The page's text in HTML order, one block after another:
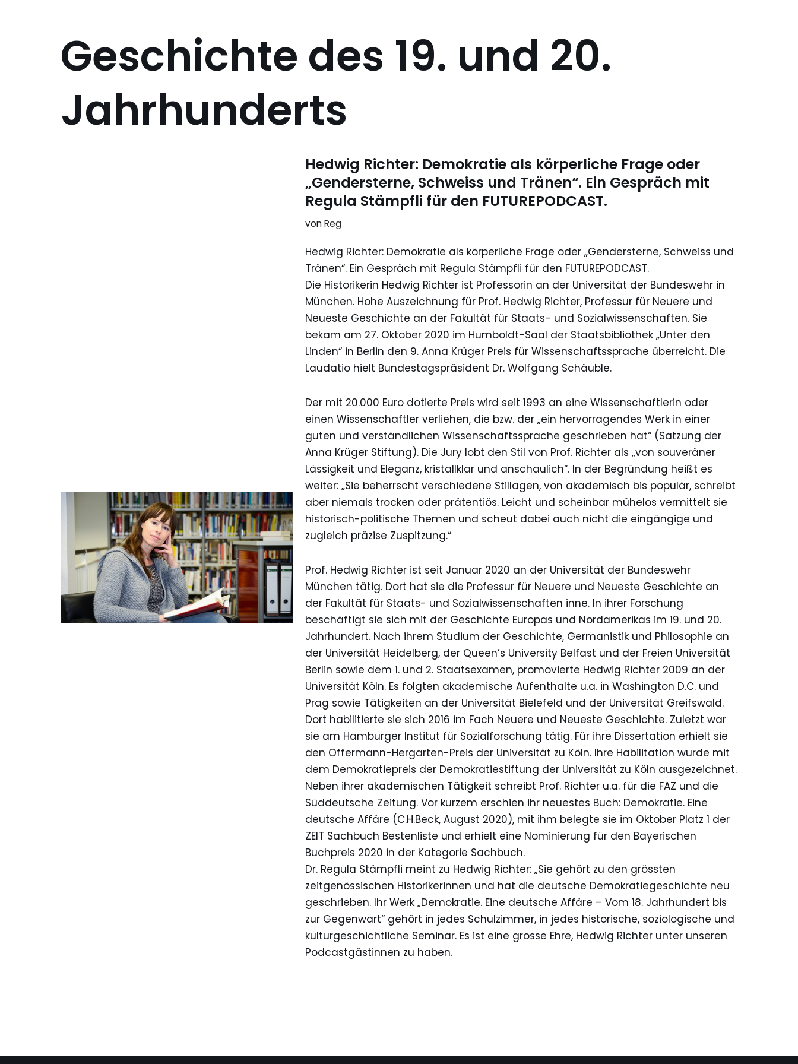
Geschichte des 19. und 20.
Jahrhunderts
Hedwig Richter: Demokratie als körperliche Frage oder
„Gendersterne, Schweiss und Tränen“. Ein Gespräch mit
Regula Stämpfli für den FUTUREPODCAST.
vonReg
Hedwig Richter: Demokratie als körperliche Frage oder „Gendersterne, Schweiss und
Tränen“. Ein Gespräch mit Regula Stämpfli für den FUTUREPODCAST.
Die Historikerin Hedwig Richter ist Professorin an der Universität der Bundeswehr in
München. Hohe Auszeichnung für Prof. Hedwig Richter, Professur für Neuere und
Neueste Geschichte an der Fakultät für Staats- und Sozialwissenschaften. Sie
bekam am 27. Oktober 2020 im Humboldt-Saal der Staatsbibliothek „Unter den
Linden“ in Berlin den 9. Anna Krüger Preis für Wissenschaftssprache überreicht. Die
Laudatio hielt Bundestagspräsident Dr. Wolfgang Schäuble.
Der mit 20.000 Euro dotierte Preis wird seit 1993 an eine Wissenschaftlerin oder
einen Wissenschaftler verliehen, die bzw. der „ein hervorragendes Werk in einer
guten und verständlichen Wissenschaftssprache geschrieben hat“ (Satzung der
Anna Krüger Stiftung). Die Jury lobt den Stil von Prof. Richter als „von souveräner
Lässigkeit und Eleganz, kristallklar und anschaulich“. In der Begründung heißt es
weiter: „Sie beherrscht verschiedene Stillagen, von akademisch bis populär, schreibt
aber niemals trocken oder prätentiös. Leicht und scheinbar mühelos vermittelt sie
historisch-politische Themen und scheut dabei auch nicht die eingängige und
zugleich präzise Zuspitzung.“
Prof. Hedwig Richter ist seit Januar 2020 an der Universität der Bundeswehr
München tätig. Dort hat sie die Professur für Neuere und Neueste Geschichte an
der Fakultät für Staats- und Sozialwissenschaften inne. In ihrer Forschung
beschäftigt sie sich mit der Geschichte Europas und Nordamerikas im 19. und 20.
Jahrhundert. Nach ihrem Studium der Geschichte, Germanistik und Philosophie an
der Universität Heidelberg, der Queen’s University Belfast und der Freien Universität
Berlin sowie dem 1. und 2. Staatsexamen, promovierte Hedwig Richter 2009 an der
Universität Köln. Es folgten akademische Aufenthalte u.a. in Washington D.C. und
Prag sowie Tätigkeiten an der Universität Bielefeld und der Universität Greifswald.
Dort habilitierte sie sich 2016 im Fach Neuere und Neueste Geschichte. Zuletzt war
sie am Hamburger Institut für Sozialforschung tätig. Für ihre Dissertation erhielt sie
den Offermann-Hergarten-Preis der Universität zu Köln. Ihre Habilitation wurde mit
dem Demokratiepreis der Demokratiestiftung der Universität zu Köln ausgezeichnet.
Neben ihrer akademischen Tätigkeit schreibt Prof. Richter u.a. für die FAZ und die
Süddeutsche Zeitung. Vor kurzem erschien ihr neuestes Buch: Demokratie. Eine
deutsche Affäre (C.H.Beck, August 2020), mit ihm belegte sie im Oktober Platz 1 der
ZEIT Sachbuch Bestenliste und erhielt eine Nominierung für den Bayerischen
Buchpreis 2020 in der Kategorie Sachbuch.
Dr. Regula Stämpfli meint zu Hedwig Richter: „Sie gehört zu den grössten
zeitgenössischen Historikerinnen und hat die deutsche Demokratiegeschichte neu
geschrieben. Ihr Werk „Demokratie. Eine deutsche Affäre – Vom 18. Jahrhundert bis
zur Gegenwart“ gehört in jedes Schulzimmer, in jedes historische, soziologische und
kulturgeschichtliche Seminar. Es ist eine grosse Ehre, Hedwig Richter unter unseren
Podcastgästinnen zu haben.